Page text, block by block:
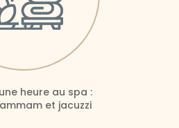
heure au spa :
et jacuzzi